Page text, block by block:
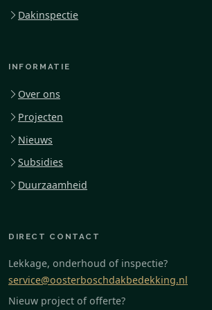
Dakinspectie
INFORMATIE
Over ons
Projecten
Nieuws
Subsidies
Duurzaamheid
DIRECT CONTACT
Lekkage, onderhoud of inspectie?
service@oosterboschdakbedekking.nl
Nieuw project of offerte?